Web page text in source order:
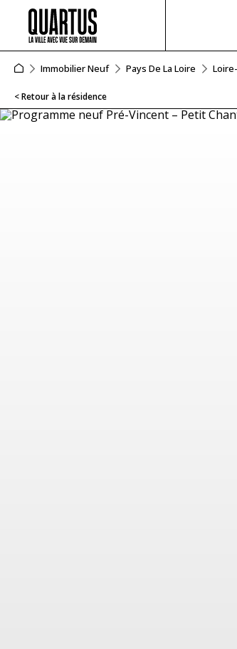
Immobilier Neuf Pays De La Loire
< Retour à la résidence